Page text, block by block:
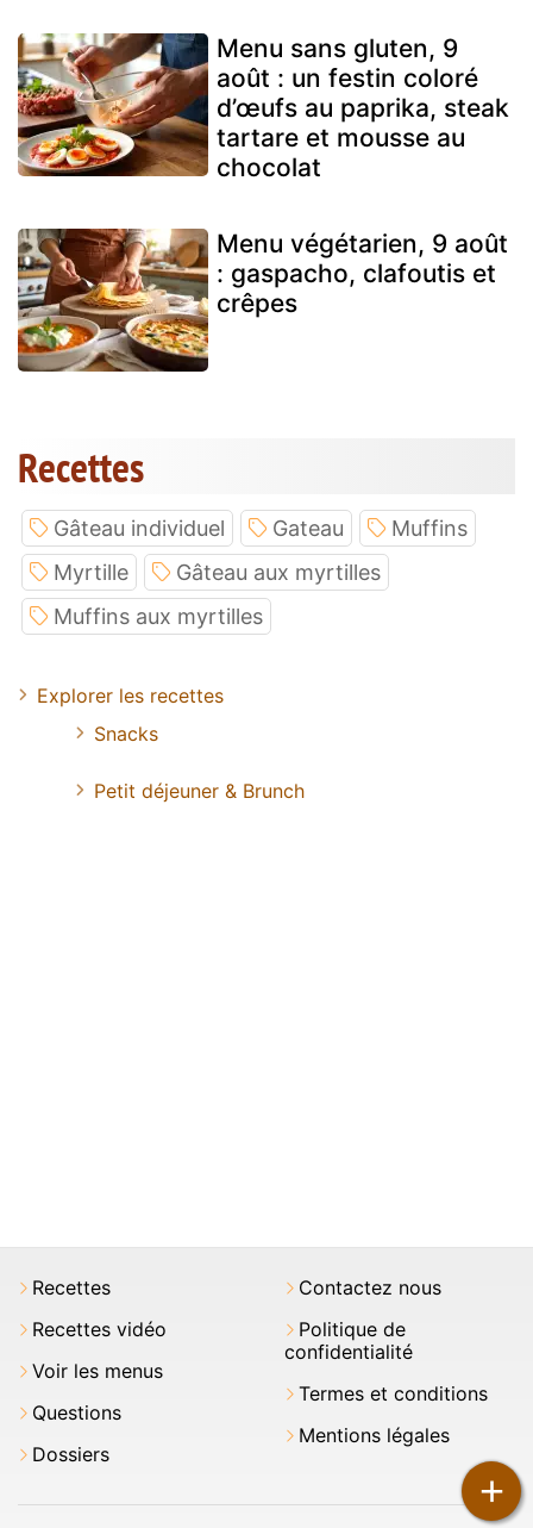
+
Menu sans gluten, 9
août : un festin coloré
d’œufs au paprika, steak
tartare et mousse au
chocolat
Menu végétarien, 9 août
: gaspacho, clafoutis et
crêpes
Recettes
Gâteau individuel Gateau
Muffins
Myrtille
Gâteau aux myrtilles
Muffins aux myrtilles
Explorer les recettes
Snacks
Petit déjeuner & Brunch
Recettes
Recettes vidéo
Voir les menus
Questions
Dossiers
Contactez nous
Politique de
confidentialité
Termes et conditions
Mentions légales